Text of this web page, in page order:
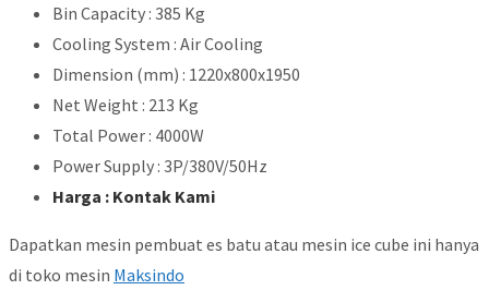
Bin Capacity : 385 Kg
Cooling System : Air Cooling
Dimension (mm) : 1220x800x1950
Net Weight : 213 Kg
Total Power : 4000W
Power Supply : 3P/380V/50Hz
Harga : Kontak Kami
Dapatkan mesin pembuat es batu atau mesin ice cube ini hanya
di toko mesin Maksindo